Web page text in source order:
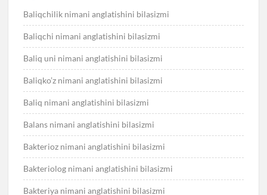
Baliqchilik nimani anglatishini bilasizmi
Baliqchi nimani anglatishini bilasizmi
Baliq uni nimani anglatishini bilasizmi
Baliqko’z nimani anglatishini bilasizmi
Baliq nimani anglatishini bilasizmi
Balans nimani anglatishini bilasizmi
Bakterioz nimani anglatishini bilasizmi
Bakteriolog nimani anglatishini bilasizmi
Bakteriya nimani anglatishini bilasizmi